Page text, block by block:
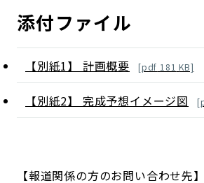
添付ファイル
【別紙1】 計画概要 [pdf 181 KB]
【別紙2】 完成予想イメージ図 [
【報道関係の方のお問い合わせ先